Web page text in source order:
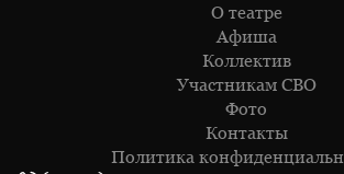
О театре
Афиша
Коллектив
Участникам СВО
Фото
Контакты
Политика